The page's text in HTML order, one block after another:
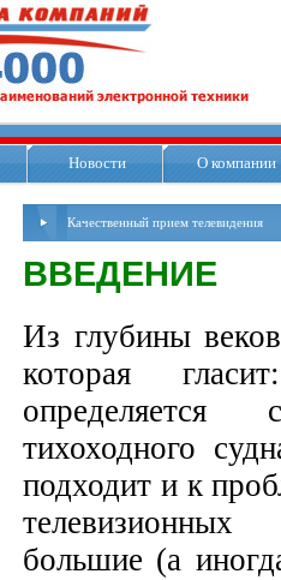
Новости О компании
Качественный прием телевидения
ВВЕДЕНИЕ
Из глубины
которая
тихоходного
подходит и к
большие (а